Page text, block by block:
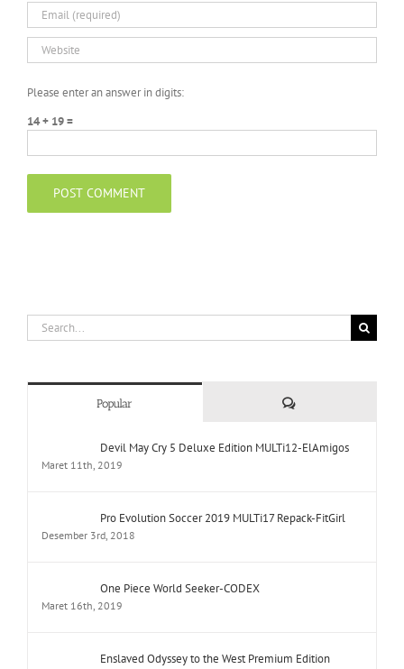
Please enter an answer in digits:
14 + 19 =
Maret 11th, 2019
Pro Evolution Soccer 2019 MULTi17 Repack-FitGirl
One Piece World Seeker-CODEX
Enslaved Odyssey to the West Premium Edition